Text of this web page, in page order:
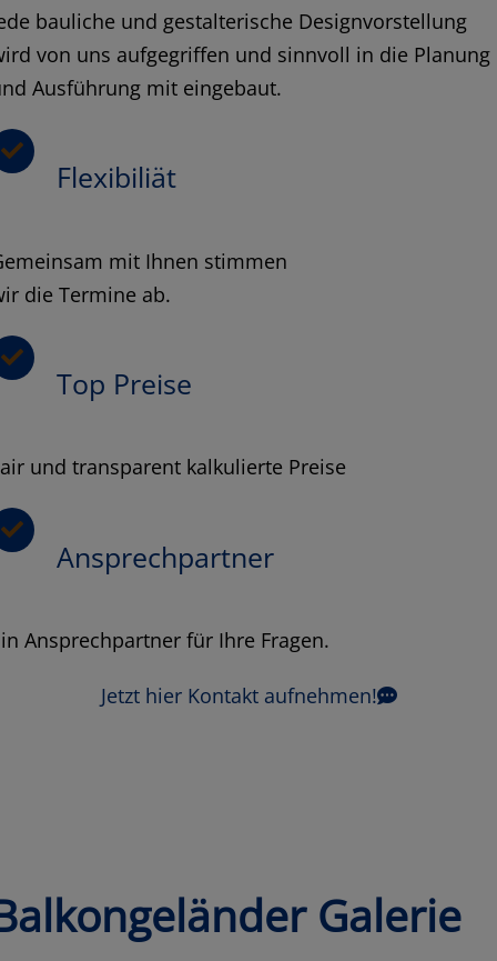
bauliche und gestalterische Designvorstellung
von uns aufgegriffen und sinnvoll in die Planung
Ausführung mit eingebaut.
Flexibiliät
mit Ihnen stimmen
die Termine ab.
Top Preise
und transparent kalkulierte Preise
Ansprechpartner
Ansprechpartner für Ihre Fragen.
Jetzt hier Kontakt aufnehmen!
Galerie